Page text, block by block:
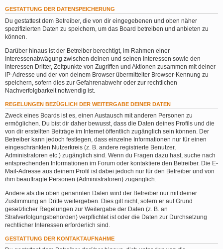
GESTATTUNG DER DATENSPEICHERUNG
Du gestattest dem Betreiber, die von dir eingegebenen und oben näher
spezifizierten Daten zu speichern, um das Board betreiben und anbieten zu
können.
Darüber hinaus ist der Betreiber berechtigt, im Rahmen einer
Interessenabwägung zwischen deinen und seinen Interessen sowie den
Interessen Dritter, Zeitpunkte von Zugriffen und Aktionen zusammen mit deiner
IP-Adresse und der von deinem Browser übermittelter Browser-Kennung zu
speichern, sofern dies zur Gefahrenabwehr oder zur rechtlichen
Nachverfolgbarkeit notwendig ist.
REGELUNGEN BEZÜGLICH DER WEITERGABE DEINER DATEN
Zweck eines Boards ist es, einen Austausch mit anderen Personen zu
ermöglichen. Du bist dir daher bewusst, dass die Daten deines Profils und die
von dir erstellten Beiträge im Internet öffentlich zugänglich sein können. Der
Betreiber kann jedoch festlegen, dass einzelne Informationen nur für einen
eingeschränkten Nutzerkreis (z. B. andere registrierte Benutzer,
Administratoren etc.) zugänglich sind. Wenn du Fragen dazu hast, suche nach
entsprechenden Informationen im Forum oder kontaktiere den Betreiber. Die E-
Mail-Adresse aus deinem Profil ist dabei jedoch nur für den Betreiber und von
ihm beauftragte Personen (Administratoren) zugänglich.
Andere als die oben genannten Daten wird der Betreiber nur mit deiner
Zustimmung an Dritte weitergeben. Dies gilt nicht, sofern er auf Grund
gesetzlicher Regelungen zur Weitergabe der Daten (z. B. an
Strafverfolgungsbehörden) verpflichtet ist oder die Daten zur Durchsetzung
rechtlicher Interessen erforderlich sind.
GESTATTUNG DER KONTAKTAUFNAHME